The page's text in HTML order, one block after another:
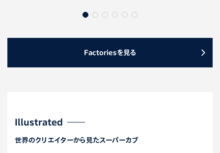
Factoriesを見る
Illustrated
世界のクリエイターから見たスーパーカブ